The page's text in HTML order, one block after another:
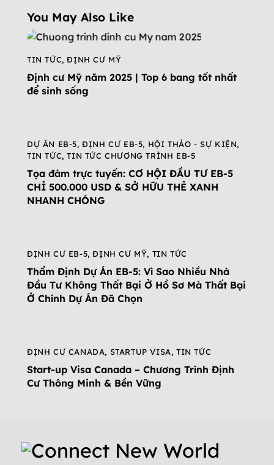
You May Also Like
TIN TỨC,ĐỊNH CƯ MỸ
Định cư Mỹ năm 2025 | Top 6 bang tốt nhất
để sinh sống
DỰ ÁN EB-5,ĐỊNH CƯ EB-5, HỘI THẢO - SỰ KIỆN,
TIN TỨC,TIN TỨC CHƯƠNG TRÌNH EB-5
Tọa đàm trực tuyến: CƠ HỘI ĐẦU TƯ EB-5
CHỈ 500.000 USD & SỞ HỮU THẺ XANH
NHANH CHÓNG
ĐỊNH CƯ EB-5,ĐỊNH CƯ MỸ, TIN TỨC
Thẩm Định Dự Án EB-5: Vì Sao Nhiều Nhà
Đầu Tư Không Thất Bại Ở Hồ Sơ Mà Thất Bại
Ở Chính Dự Án Đã Chọn
ĐỊNH CƯ CANADA, STARTUP VISA,TIN TỨC
Start-up Visa Canada – Chương Trình Định
Cư Thông Minh & Bền Vững